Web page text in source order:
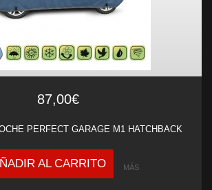
87,00€
PERFECT GARAGE M1 HATCHBACK
AL CARRITO MÁS